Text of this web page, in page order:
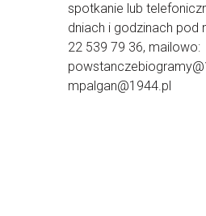
spotkanie lub
dniach i godzinach pod
22 539 79 36, mailowo:
mpalgan@1944.pl